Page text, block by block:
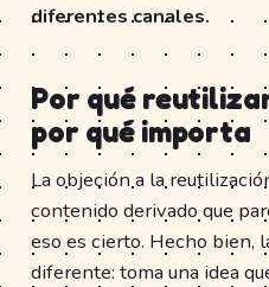
diferentes canales.
Por qué
por qué importa
La objeción a la
contenido derivado que
eso es cierto. Hecho bien,
diferente: toma una idea